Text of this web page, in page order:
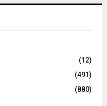
(12)
(491)
(880)